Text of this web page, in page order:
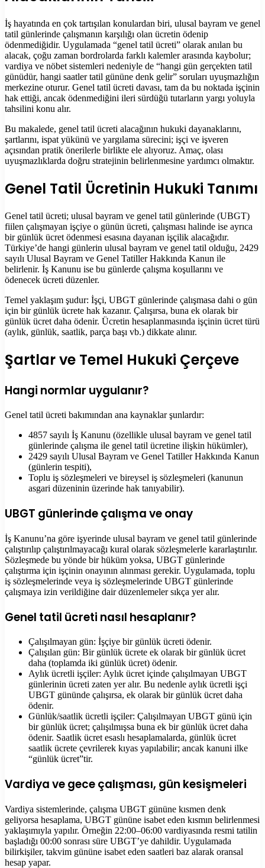
İş hayatında en çok tartışılan konulardan biri, ulusal bayram ve genel
tatil günlerinde çalışmanın karşılığı olan ücretin ödenip
ödenmediğidir. Uygulamada “genel tatil ücreti” olarak anılan bu
alacak, çoğu zaman bordrolarda farklı kalemler arasında kaybolur;
vardiya ve nöbet sistemleri nedeniyle de “hangi gün gerçekten tatil
günüdür, hangi saatler tatil gününe denk gelir” soruları uyuşmazlığın
merkezine oturur. Genel tatil ücreti davası, tam da bu noktada işçinin
hak ettiği, ancak ödenmediğini ileri sürdüğü tutarların yargı yoluyla
tahsilini konu alır.
Bu makalede, genel tatil ücreti alacağının hukuki dayanaklarını,
şartlarını, ispat yükünü ve yargılama sürecini; işçi ve işveren
açısından pratik önerilerle birlikte ele alıyoruz. Amaç, olası
uyuşmazlıklarda doğru stratejinin belirlenmesine yardımcı olmaktır.
Genel Tatil Ücretinin Hukuki Tanımı
Genel tatil ücreti; ulusal bayram ve genel tatil günlerinde (UBGT)
fiilen çalışmayan işçiye o günün ücreti, çalışması halinde ise ayrıca
bir günlük ücret ödenmesi esasına dayanan işçilik alacağıdır.
Türkiye’de hangi günlerin ulusal bayram ve genel tatil olduğu, 2429
sayılı Ulusal Bayram ve Genel Tatiller Hakkında Kanun ile
belirlenir. İş Kanunu ise bu günlerde çalışma koşullarını ve
ödenecek ücreti düzenler.
Temel yaklaşım şudur: İşçi, UBGT günlerinde çalışmasa dahi o gün
için bir günlük ücrete hak kazanır. Çalışırsa, buna ek olarak bir
günlük ücret daha ödenir. Ücretin hesaplanmasında işçinin ücret türü
(aylık, günlük, saatlik, parça başı vb.) dikkate alınır.
Şartlar ve Temel Hukuki Çerçeve
Hangi normlar uygulanır?
Genel tatil ücreti bakımından ana kaynaklar şunlardır:
4857 sayılı İş Kanunu (özellikle ulusal bayram ve genel tatil
günlerinde çalışma ile genel tatil ücretine ilişkin hükümler),
2429 sayılı Ulusal Bayram ve Genel Tatiller Hakkında Kanun
(günlerin tespiti),
Toplu iş sözleşmeleri ve bireysel iş sözleşmeleri (kanunun
asgari düzeninin üzerinde hak tanıyabilir).
UBGT günlerinde çalışma ve onay
İş Kanunu’na göre işyerinde ulusal bayram ve genel tatil günlerinde
çalıştırılıp çalıştırılmayacağı kural olarak sözleşmelerle kararlaştırılır.
Sözleşmede bu yönde bir hüküm yoksa, UBGT günlerinde
çalıştırma için işçinin onayının alınması gerekir. Uygulamada, toplu
iş sözleşmelerinde veya iş sözleşmelerinde UBGT günlerinde
çalışmaya izin verildiğine dair düzenlemeler sıkça yer alır.
Genel tatil ücreti nasıl hesaplanır?
Çalışılmayan gün: İşçiye bir günlük ücreti ödenir.
Çalışılan gün: Bir günlük ücrete ek olarak bir günlük ücret
daha (toplamda iki günlük ücret) ödenir.
Aylık ücretli işçiler: Aylık ücret içinde çalışılmayan UBGT
günlerinin ücreti zaten yer alır. Bu nedenle aylık ücretli işçi
UBGT gününde çalışırsa, ek olarak bir günlük ücret daha
ödenir.
Günlük/saatlik ücretli işçiler: Çalışılmayan UBGT günü için
bir günlük ücret; çalışılmışsa buna ek bir günlük ücret daha
ödenir. Saatlik ücret esaslı hesaplamalarda, günlük ücret
saatlik ücrete çevrilerek kıyas yapılabilir; ancak kanuni ilke
“günlük ücret”tir.
Vardiya ve gece çalışması, gün kesişmeleri
Vardiya sistemlerinde, çalışma UBGT gününe kısmen denk
geliyorsa hesaplama, UBGT gününe isabet eden kısmın belirlenmesi
yaklaşımıyla yapılır. Örneğin 22:00–06:00 vardiyasında resmi tatilin
başladığı 00:00 sonrası süre UBGT’ye dahildir. Uygulamada
bilirkişiler, takvim gününe isabet eden saatleri baz alarak oransal
hesap yapar.